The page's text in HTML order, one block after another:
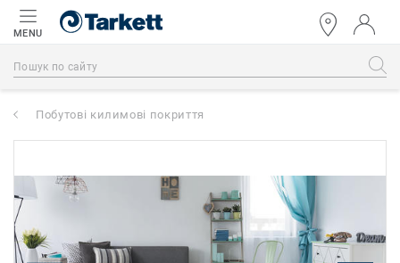
MENU
Побутові килимові покриття